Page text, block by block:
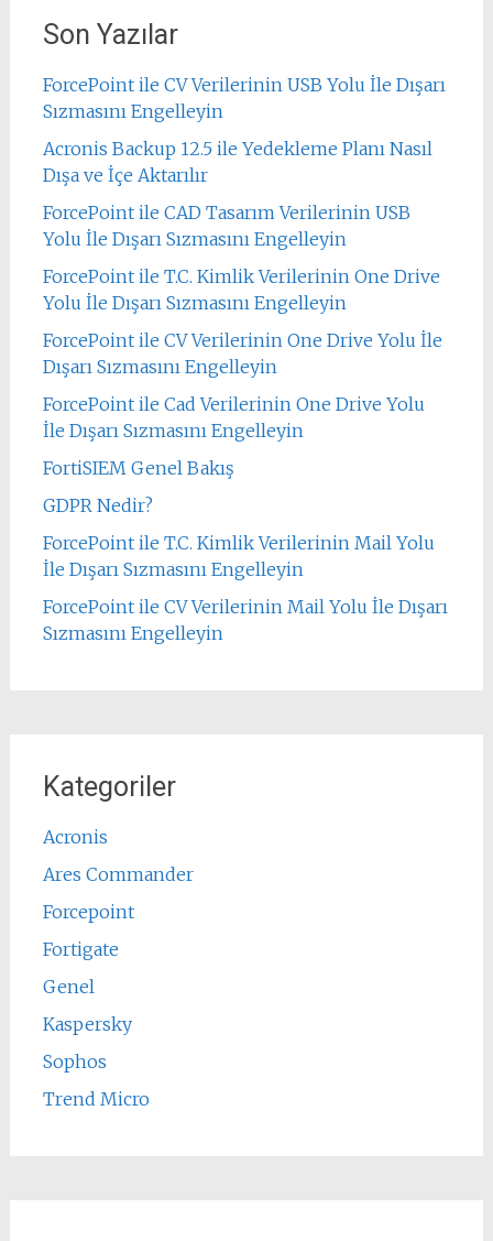
Son Yazılar
ForcePoint ile CV Verilerinin USB Yolu İle Dışarı
Sızmasını Engelleyin
Acronis Backup 12.5 ile Yedekleme Planı Nasıl
Dışa ve İçe Aktarılır
ForcePoint ile CAD Tasarım Verilerinin USB
Yolu İle Dışarı Sızmasını Engelleyin
ForcePoint ile T.C. Kimlik Verilerinin One Drive
Yolu İle Dışarı Sızmasını Engelleyin
ForcePoint ile CV Verilerinin One Drive Yolu İle
Dışarı Sızmasını Engelleyin
ForcePoint ile Cad Verilerinin One Drive Yolu
İle Dışarı Sızmasını Engelleyin
FortiSIEM Genel Bakış
GDPR Nedir?
ForcePoint ile T.C. Kimlik Verilerinin Mail Yolu
İle Dışarı Sızmasını Engelleyin
ForcePoint ile CV Verilerinin Mail Yolu İle Dışarı
Sızmasını Engelleyin
Kategoriler
Acronis
Ares Commander
Forcepoint
Fortigate
Genel
Kaspersky
Sophos
Trend Micro